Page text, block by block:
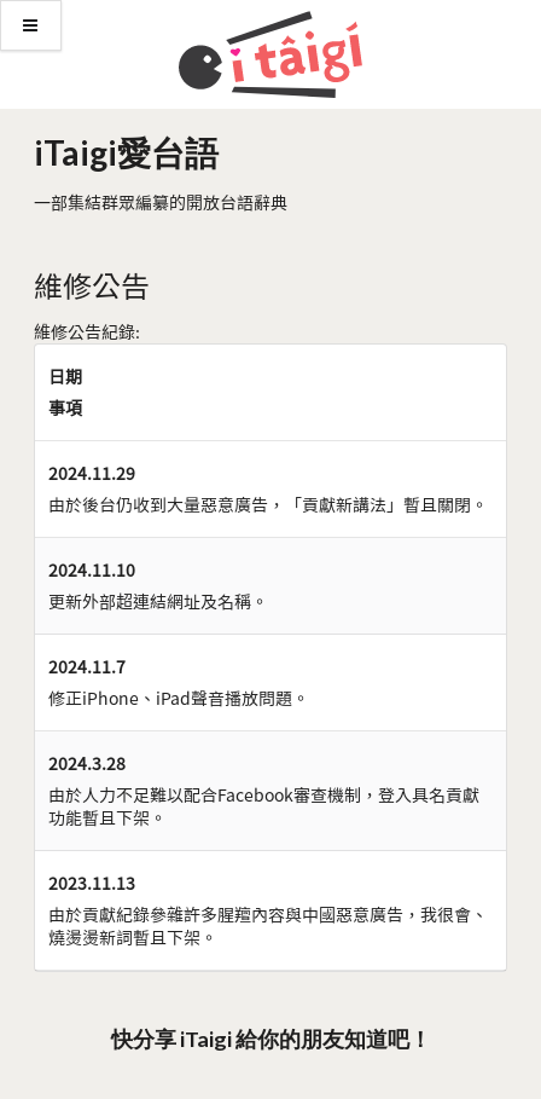
iTaigi愛台語
一部集結群眾編纂的開放台語辭典
維修公告
維修公告紀錄:
日期
事項
2024.11.29
由於後台仍收到大量惡意廣告，「貢獻新講法」暫且關閉。
2024.11.10
更新外部超連結網址及名稱。
2024.11.7
修正iPhone、iPad聲音播放問題。
2024.3.28
由於人力不足難以配合Facebook審查機制，登入具名貢獻
功能暫且下架。
2023.11.13
由於貢獻紀錄參雜許多腥羶內容與中國惡意廣告，我很會、
燒燙燙新詞暫且下架。
快分享 iTaigi 給你的朋友知道吧！